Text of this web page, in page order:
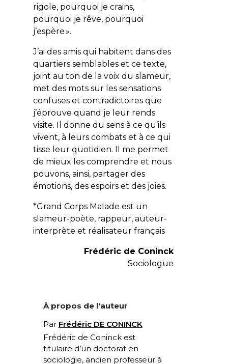
rigole, pourquoi je crains,
pourquoi je rêve, pourquoi
j’espère ».
J’ai des amis qui habitent dans des
quartiers semblables et ce texte,
joint au ton de la voix du slameur,
met des mots sur les sensations
confuses et contradictoires que
j’éprouve quand je leur rends
visite. Il donne du sens à ce qu’ils
vivent, à leurs combats et à ce qui
tisse leur quotidien. Il me permet
de mieux les comprendre et nous
pouvons, ainsi, partager des
émotions, des espoirs et des joies.
*Grand Corps Malade est un
slameur-poète, rappeur, auteur-
interprète et réalisateur français
Frédéric de Coninck
Sociologue
À propos de l'auteur
Par Frédéric DE CONINCK
Frédéric de Coninck est
titulaire d’un doctorat en
sociologie, ancien professeur à